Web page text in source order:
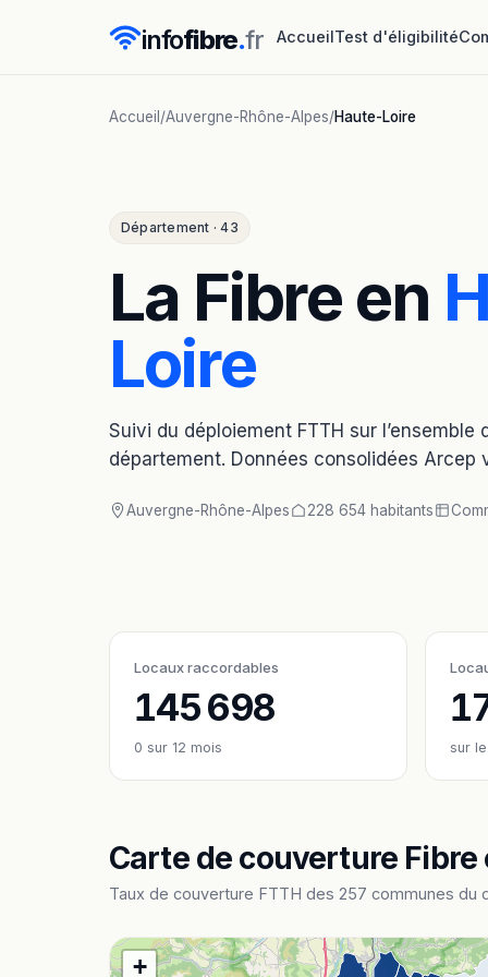
infofibre.fr AccueilTest d'éligibilité
Accueil /Auvergne-Rhône-Alpes/Haute-Loire
Département · 43
La Fibre en
Loire
Suivi du déploiement FTTH sur l’ensemble
département. Données consolidées Arcep
Auvergne-Rhône-Alpes 228 654 habitants
Locaux raccordables
145 698
0 sur 12 mois sur
Carte de couverture Fibre
Taux de couverture FTTH des 257 communes du
+